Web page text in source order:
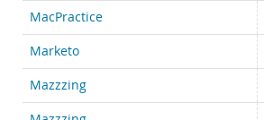
MacPractice
Marketo
Mazzzing